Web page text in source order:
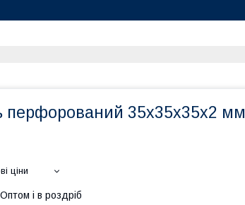
перфорований 35х35х35х2 мм
ціни
Оптом і в роздріб